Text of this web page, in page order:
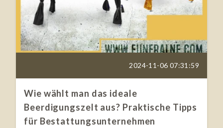
2024-11-06 07:31:59
Wie wählt man das ideale
Beerdigungszelt aus? Praktische Tipps
für Bestattungsunternehmen